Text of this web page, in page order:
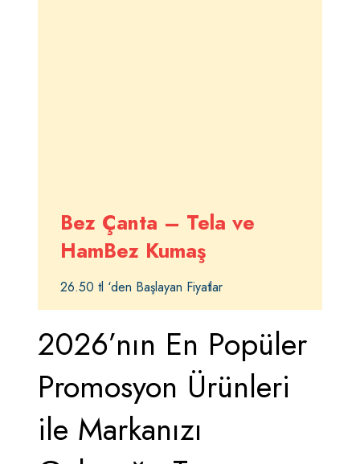
Bez Çanta – Tela ve
HamBez Kumaş
26.50 tl ‘den Başlayan Fiyatlar
2026’nın En Popüler
Promosyon Ürünleri
ile Markanızı